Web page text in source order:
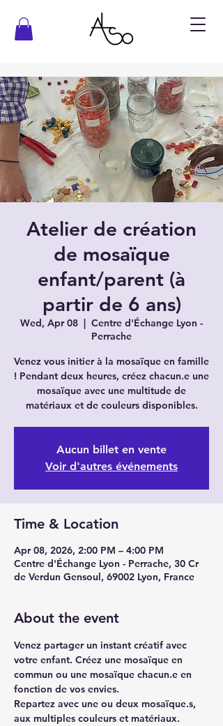
Atelier de création
de mosaïque
enfant/parent (à
partir de 6 ans)
Wed, Apr 08
Centre d'Échange Lyon -
Perrache
Venez vous initier à la mosaïque en famille
! Pendant deux heures, créez chacun.e une
mosaïque avec une multitude de
matériaux et de couleurs disponibles.
Aucun billet en vente
Voir d'autres événements
Time & Location
Apr 08, 2026, 2:00 PM – 4:00 PM
Centre d'Échange Lyon - Perrache, 30 Cr
de Verdun Gensoul, 69002 Lyon, France
About the event
Venez partager un instant créatif avec
votre enfant. Créez une mosaïque en
commun ou une mosaïque chacun.e en
fonction de vos envies.
Repartez avec une ou deux mosaïque.s,
aux multiples couleurs et matériaux.